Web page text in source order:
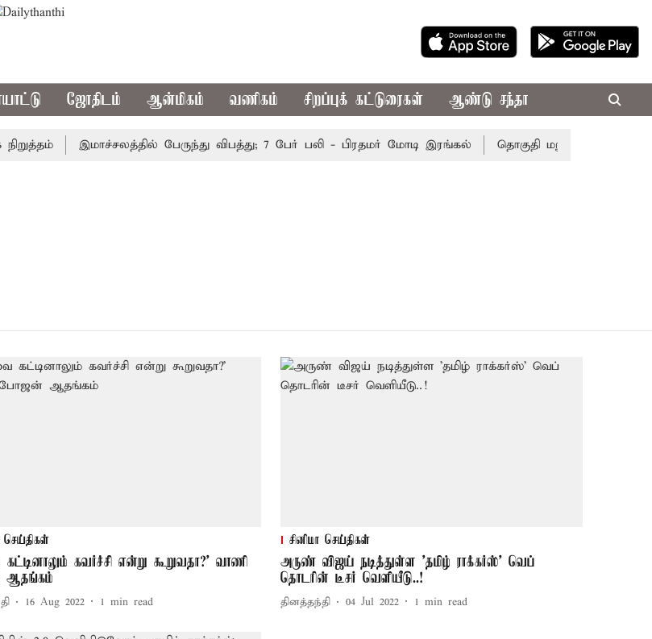
ஜோதிடம் ஆன்மிகம் வணிகம் சிறப்புக் கட்டுரைகள் ஆண்டு சந்தா
இமாச்சலத்தில் பேருந்து விபத்து; 7 பேர் பலி - பிரதமர் மோடி இரங்கல் தொகுதி மறுவரையறை
செய்திகள்
கவர்ச்சி என்று கூறுவதா?' வாணி
ஆதங்கம்
16 Aug 2022 1 min read
சினிமா செய்திகள்
அருண் விஜய் நடித்துள்ள 'தமிழ் ராக்கர்ஸ்' வெப்
தொடரின் டீசர் வெளியீடு..!
தினத்தந்தி 04 Jul 2022 1 min read